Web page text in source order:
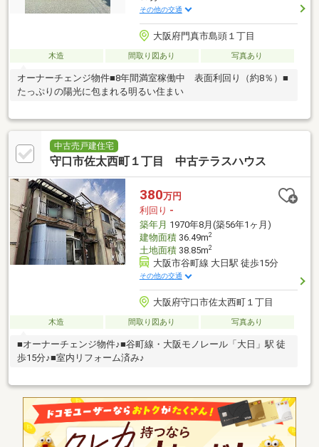
その他の交通
大阪府門真市島頭１丁目
木造 間取り図あり 写真あり
オーナーチェンジ物件■8年間満室稼働中 表面利回り（約8％）■
たっぷりの陽光に包まれる明るい住まい
中古売戸建住宅
守口市佐太西町１丁目 中古テラスハウス
380万円
利回り -
築年月 1970年8月(築56年1ヶ月)
建物面積36.49m2
土地面積38.85m2
大阪市谷町線 大日駅 徒歩15分
その他の交通
大阪府守口市佐太西町１丁目
木造 間取り図あり 写真あり
■オーナーチェンジ物件♪■谷町線・大阪モノレール「大日」駅 徒
歩15分♪■室内リフォーム済み♪